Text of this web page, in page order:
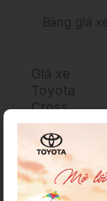
Bảng giá
Giá xe
Toyota
Cross
1.8G
Giá niêm
yết: Dừng
sản xuất
Nhiên liệu: